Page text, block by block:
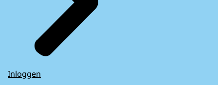
Inloggen